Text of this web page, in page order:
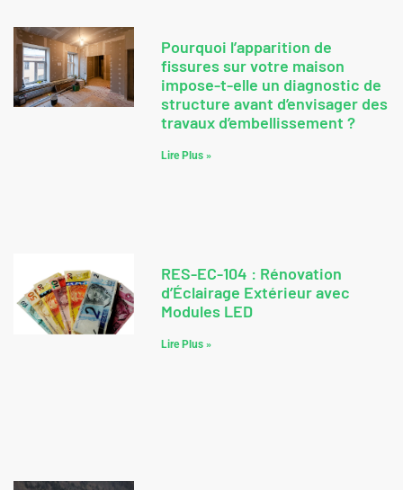
Pourquoi l’apparition de
fissures sur votre maison
impose-t-elle un diagnostic de
structure avant d’envisager des
travaux d’embellissement ?
Lire Plus »
RES-EC-104 : Rénovation
d’Éclairage Extérieur avec
Modules LED
Lire Plus »